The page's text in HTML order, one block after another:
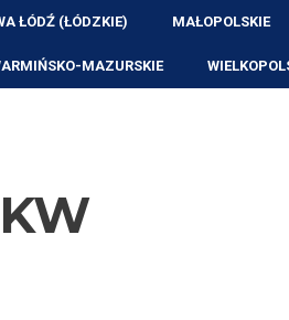
ŁÓDŹ (ŁÓDZKIE) MAŁOPOLSKIE
MAZURSKIE